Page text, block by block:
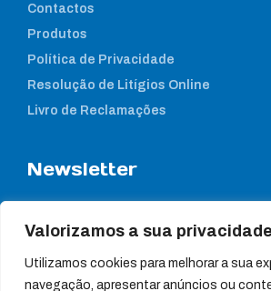
Valorizamos a sua privacidade
Utilizamos cookies para melhorar a sua
navegação, apresentar anúncios ou
Contactos
Produtos
Política de Privacidade
Resolução de Litígios Online
Livro de Reclamações
Newsletter
notícias